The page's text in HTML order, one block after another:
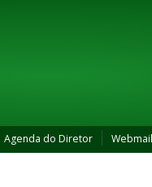
Agenda do Diretor Webmail